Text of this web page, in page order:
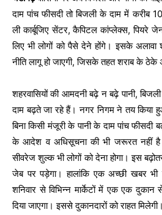
दाम पांच फीसदी तो बिजली के दाम में करीब
ली कार्बूजिए सेंटर, कैपिटल कांप्लेक्स, पियरे
लिए भी लोगों को पैसे देने होंगे। इसके
नीति लागू हो जाएगी, जिसके तहत शराब के
शहरवासियों की आमदनी बढ़े न बढ़े पानी,
दाम बढ़ते जा रहे हैं। नगर निगम ने तय
बिना किसी मंजूरी के पानी के दाम पांच
के आदेश व अधिसूचना की भी जरूरत नहीं
सीवरेज शुल्क भी लोगों को देना होगा। इस
जेब पर पड़ेगा। हालांकि एक अच्छी खबर
शनिवार से विभिन्न मार्केटों में एक एक
दिया जाएगा। इससे दुकानदारों को राहत